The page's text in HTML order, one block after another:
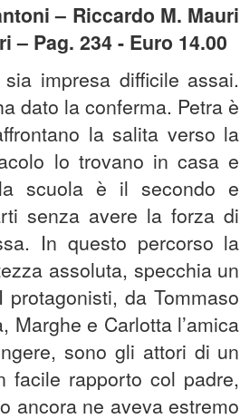
– Riccardo M. Mauri
Pag. 234 - Euro 14.00
impresa difficile assai.
dato la conferma. Petra è
la salita verso la
lo trovano in casa e
scuola è il secondo e
senza avere la forza di
In questo percorso la
assoluta, specchia un
da Tommaso
e Carlotta l’amica
sono gli attori di un
facile rapporto col padre,
ancora ne aveva estremo